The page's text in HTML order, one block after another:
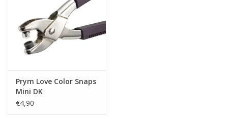
Prym Love Color Snaps
Mini DK
gereedschapset
€4,90